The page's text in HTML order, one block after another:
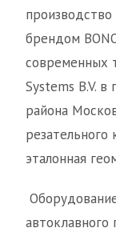
брендом
современных
Systems B.V.
района
резательного
эталонная
автоклавного